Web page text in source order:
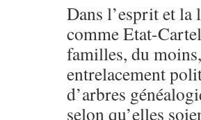
Dans l’esprit et la
comme Etat-
familles, du
entrelacement
d’arbres
selon qu’elles